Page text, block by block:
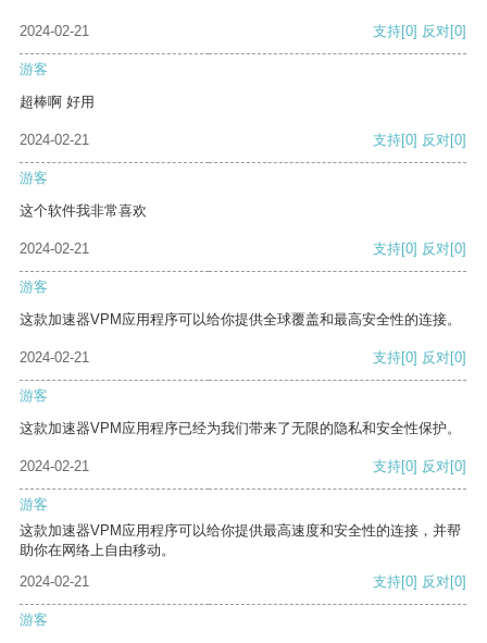
2024-02-21 支持[0] 反对[0]
游客
超棒啊 好用
2024-02-21 支持[0] 反对[0]
游客
这个软件我非常喜欢
2024-02-21 支持[0] 反对[0]
游客
这款加速器VPM应用程序可以给你提供全球覆盖和最高安全性的连接。
2024-02-21 支持[0] 反对[0]
游客
这款加速器VPM应用程序已经为我们带来了无限的隐私和安全性保护。
2024-02-21 支持[0] 反对[0]
游客
这款加速器VPM应用程序可以给你提供最高速度和安全性的连接，并帮
助你在网络上自由移动。
2024-02-21
支持[0] 反对[0]
游客